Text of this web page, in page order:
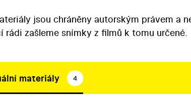
jsou chráněny autorským právem a
rádi zašleme snímky z filmů k tomu určené.
materiály 4